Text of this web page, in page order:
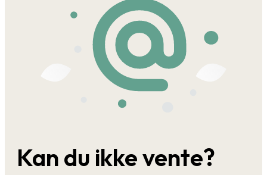
Kan du ikke vente?